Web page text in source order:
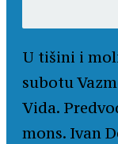
U tišini i
subotu
Vida.
mons. Ivan